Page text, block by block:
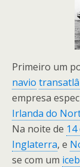
Primeiro um
navio
empresa
Irlanda do
Na noite de
Inglaterra, e
se com um